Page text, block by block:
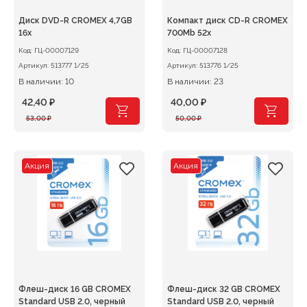
Диск DVD-R CROMEX 4,7GB
16х
Код: ГЦ-00007129
Артикул:
513777 1/25
В наличии: 10
53,00₽
Первоначальная
53,00 ₽.
42,40 ₽
Текущая
Компакт диск CD-R CROMEX
700Mb 52х
Код: ГЦ-00007128
Артикул:
513776 1/25
В наличии: 23
50,00₽
Первоначальная
50,00 ₽.
40,00 ₽
Текущая
Акция
Флеш-диск 16 GB CROMEX
Standard USB 2.0, черный
Акция
Флеш-диск 32 GB CROMEX
Standard USB 2.0, черный